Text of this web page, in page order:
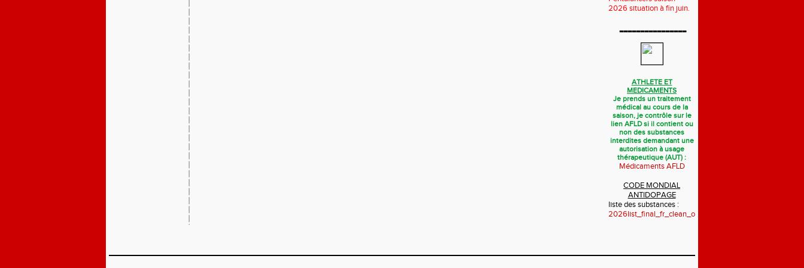
2026 situation à fin juin.
----------------
ATHLETE ET
MEDICAMENTS
Je prends un traitement
médical au cours de la
saison, je contrôle sur le
lien AFLD si il contient ou
non des substances
interdites demandant une
autorisation à usage
thérapeutique (AUT) :
Médicaments AFLD
CODE MONDIAL
ANTIDOPAGE
liste des substances :
2026list_final_fr_clean_october_2025.pdf